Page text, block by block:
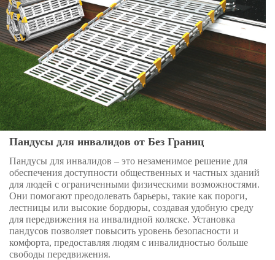
Пандусы для инвалидов от Без Границ
Пандусы для инвалидов – это незаменимое решение для
обеспечения доступности общественных и частных зданий
для людей с ограниченными физическими возможностями.
Они помогают преодолевать барьеры, такие как пороги,
лестницы или высокие бордюры, создавая удобную среду
для передвижения на инвалидной коляске. Установка
пандусов позволяет повысить уровень безопасности и
комфорта, предоставляя людям с инвалидностью больше
свободы передвижения.